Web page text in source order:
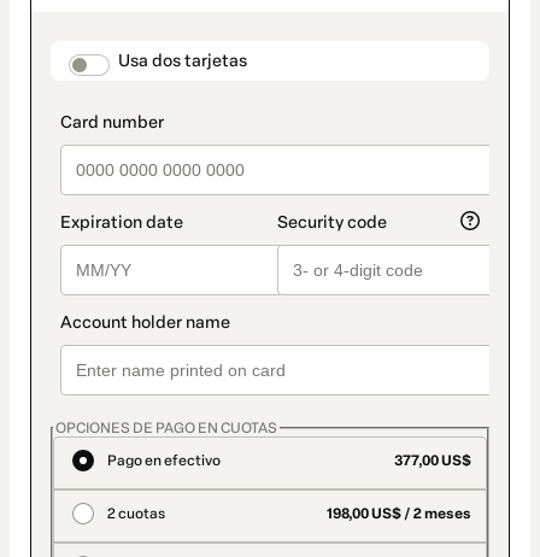
payment_data.section_title_v2
Usa dos tarjetas
OPCIONES DE PAGO EN CUOTAS
Pago en efectivo
377,00 US$
2 cuotas 198,00 US$ / 2 meses
seleccionado